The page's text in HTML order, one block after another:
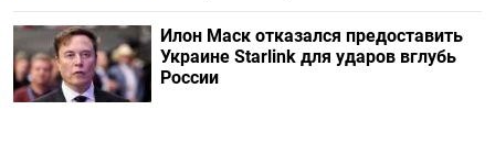
Илон Маск отказался предоставить
Украине Starlink для ударов вглубь
России